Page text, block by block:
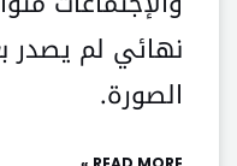
نهائي لم يصدر
الصورة.